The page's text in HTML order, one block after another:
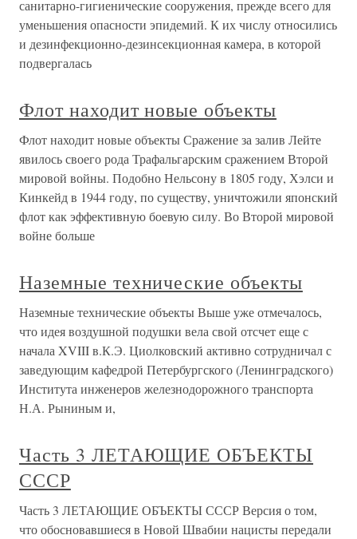
санитарно-гигиенические сооружения, прежде всего для
уменьшения опасности эпидемий. К их числу относились
и дезинфекционно-дезинсекционная камера, в которой
подвергалась
Флот находит новые объекты
Флот находит новые объекты Сражение за залив Лейте
явилось своего рода Трафальгарским сражением Второй
мировой войны. Подобно Нельсону в 1805 году, Хэлси и
Кинкейд в 1944 году, по существу, уничтожили японский
флот как эффективную боевую силу. Во Второй мировой
войне больше
Наземные технические объекты
Наземные технические объекты Выше уже отмечалось,
что идея воздушной подушки вела свой отсчет еще с
начала XVIII в.К.Э. Циолковский активно сотрудничал с
заведующим кафедрой Петербургского (Ленинградского)
Института инженеров железнодорожного транспорта
Н.А. Рыниным и,
Часть 3 ЛЕТАЮЩИЕ ОБЪЕКТЫ
СССР
Часть 3 ЛЕТАЮЩИЕ ОБЪЕКТЫ СССР Версия о том,
что обосновавшиеся в Новой Швабии нацисты передали